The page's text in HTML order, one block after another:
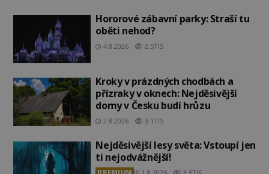
Hororové zábavní parky: Straší tu
oběti nehod?
4.8.2026 2.5TIS
Kroky v prázdných chodbách a
přízraky v oknech: Nejděsivější
domy v Česku budí hrůzu
2.8.2026 3.1TIS
Nejděsivější lesy světa: Vstoupí jen
ti nejodvážnější!